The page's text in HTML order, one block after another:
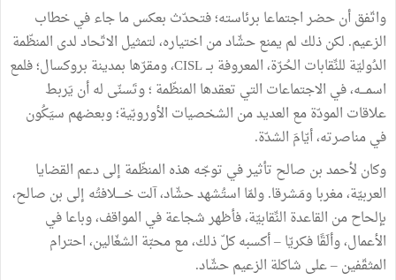
واتّفق أن حضر اجتماعا برئاسته؛ فتحدّث بعكس ما جاء في خطاب
الزعيم. لكن ذلك لم يمنع حشّاد من اختياره، لتمثيل الاتّحاد لدى المنظّمة
الدُوليّة للنِّقابات الحُرّة، المعروفة بــ CISL، ومقرّها بمدينة بروكسال؛ فلمع
اسمـــه، في الاجتماعات التي تعقدها المنظّمة ؛ وتَسنّى له أن يَربط
علاقات المودّة مع العديد من الشخصيات الأوروبّية؛ وبعضهم سيَكُون
في مناصرته، أيّامَ الشدّة.
وكان لأحمد بن صالح تأثير في توجّه هذه المنظّمة إلى دعم القضايا
العربيّة، مغربا ومَشرقا. ولمّا استُشهد حشّاد، آلت خــــلافتُه إلى بن صالح،
بإلحاح من القاعدة النِّقابيّة، فأظهر شجاعة في المواقف، وباعا في
الأعمال، وألَقًا فكريّا – أكسبه كلّ ذلك، مع محبّة الشغّالين، احترام
المثقّفين – على شاكلة الزعيم حشّاد.